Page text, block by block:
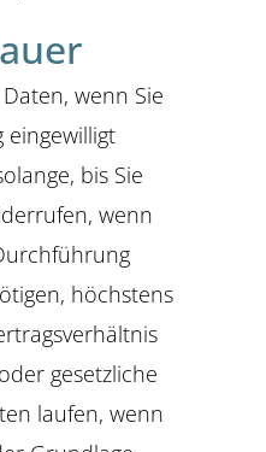
wenn Sie
eingewilligt
bis Sie
wenn
höchstens
gesetzliche
laufen, wenn